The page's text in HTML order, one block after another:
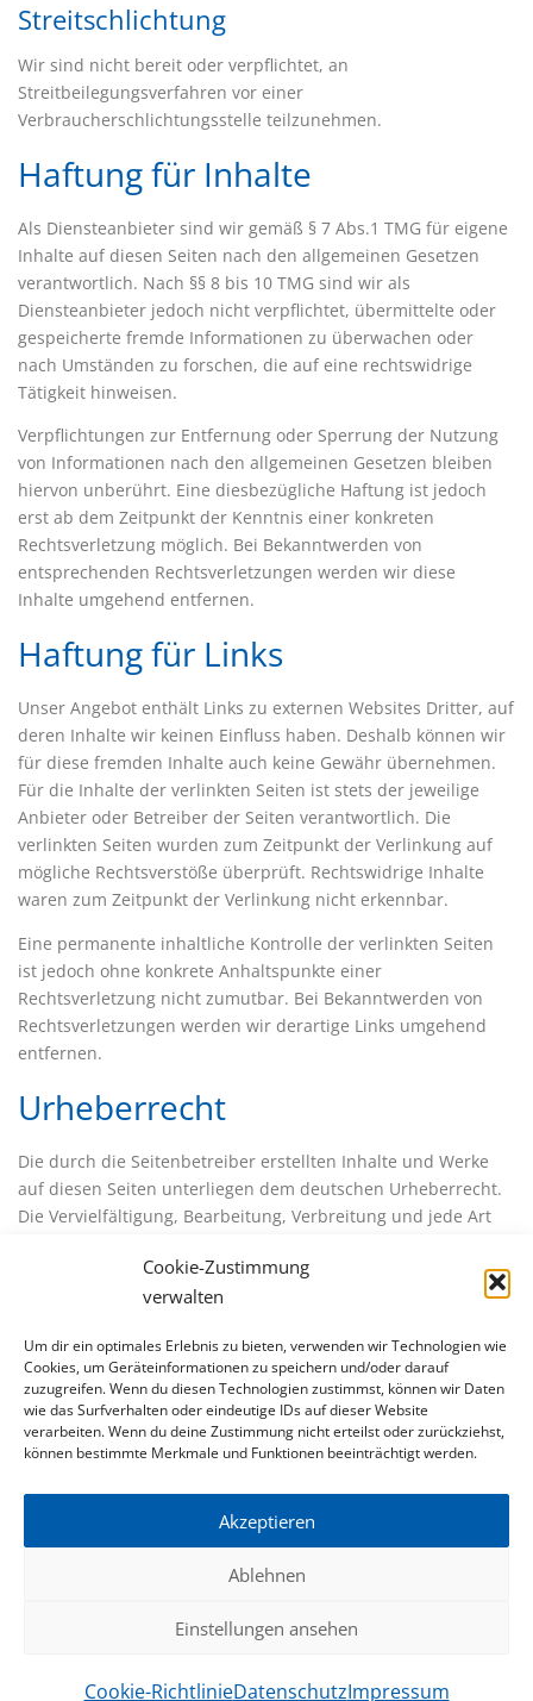
Cookie-Zustimmung
verwalten
Um dir ein optimales Erlebnis zu bieten, verwenden wir Technologien wie
Cookies, um Geräteinformationen zu speichern und/oder darauf
zuzugreifen. Wenn du diesen Technologien zustimmst, können wir Daten
wie das Surfverhalten oder eindeutige IDs auf dieser Website
verarbeiten. Wenn du deine Zustimmung nicht erteilst oder zurückziehst,
können bestimmte Merkmale und Funktionen beeinträchtigt werden.
Akzeptieren
Ablehnen
Einstellungen ansehen
Cookie-RichtlinieDatenschutzImpressum
Streitschlichtung
Wir sind nicht bereit oder verpflichtet, an
Streitbeilegungsverfahren vor einer
Verbraucherschlichtungsstelle teilzunehmen.
Haftung für Inhalte
Als Diensteanbieter sind wir gemäß § 7 Abs.1 TMG für eigene
Inhalte auf diesen Seiten nach den allgemeinen Gesetzen
verantwortlich. Nach §§ 8 bis 10 TMG sind wir als
Diensteanbieter jedoch nicht verpflichtet, übermittelte oder
gespeicherte fremde Informationen zu überwachen oder
nach Umständen zu forschen, die auf eine rechtswidrige
Tätigkeit hinweisen.
Verpflichtungen zur Entfernung oder Sperrung der Nutzung
von Informationen nach den allgemeinen Gesetzen bleiben
hiervon unberührt. Eine diesbezügliche Haftung ist jedoch
erst ab dem Zeitpunkt der Kenntnis einer konkreten
Rechtsverletzung möglich. Bei Bekanntwerden von
entsprechenden Rechtsverletzungen werden wir diese
Inhalte umgehend entfernen.
Haftung für Links
Unser Angebot enthält Links zu externen Websites Dritter, auf
deren Inhalte wir keinen Einfluss haben. Deshalb können wir
für diese fremden Inhalte auch keine Gewähr übernehmen.
Für die Inhalte der verlinkten Seiten ist stets der jeweilige
Anbieter oder Betreiber der Seiten verantwortlich. Die
verlinkten Seiten wurden zum Zeitpunkt der Verlinkung auf
mögliche Rechtsverstöße überprüft. Rechtswidrige Inhalte
waren zum Zeitpunkt der Verlinkung nicht erkennbar.
Eine permanente inhaltliche Kontrolle der verlinkten Seiten
ist jedoch ohne konkrete Anhaltspunkte einer
Rechtsverletzung nicht zumutbar. Bei Bekanntwerden von
Rechtsverletzungen werden wir derartige Links umgehend
entfernen.
Urheberrecht
Die durch die Seitenbetreiber erstellten Inhalte und Werke
auf diesen Seiten unterliegen dem deutschen Urheberrecht.
Die Vervielfältigung, Bearbeitung, Verbreitung und jede Art
bedürfen der schriftlichen Zustimmung des jeweiligen Autors
bzw. Erstellers. Downloads und Kopien dieser Seite sind nur
Soweit die Inhalte auf dieser Seite nicht vom Betreiber erstellt
wurden, werden die Urheberrechte Dritter beachtet.
Insbesondere werden Inhalte Dritter als solche
gekennzeichnet. Sollten Sie trotzdem auf eine
Rechtsverletzungen werden wir derartige Inhalte umgehend
Copyright © 2026 Scharpegge GmbH